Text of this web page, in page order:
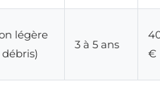
légère
débris)
3 à 5 ans
€